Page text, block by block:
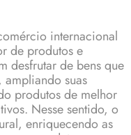
internacional
de produtos e
desfrutar de bens que
ampliando suas
produtos de melhor
Nesse sentido, o
enriquecendo as